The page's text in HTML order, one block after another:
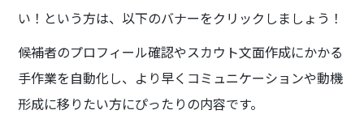
い！という方は、以下のバナーをクリックしましょう！
候補者のプロフィール確認やスカウト文面作成にかかる
手作業を自動化し、より早くコミュニケーションや動機
形成に移りたい方にぴったりの内容です。